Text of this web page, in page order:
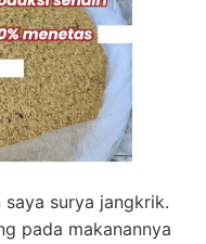
surya jangkrik.
pada makanannya